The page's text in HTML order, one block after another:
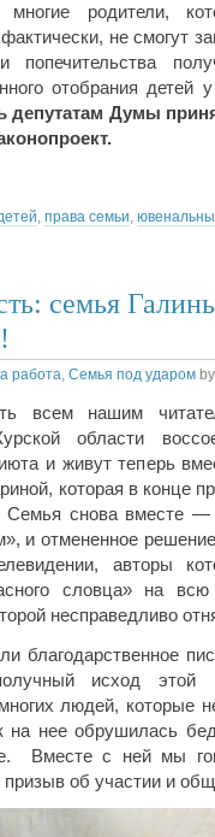
родители,
не смогут
отобрания детей
депутатам Думы
права семьи
семья
работа Семья под ударом
всем нашим
области
и живут теперь
которая в конце
снова вместе —
и отмененное
авторы
словца» на всю
несправедливо
благодарственное
исход этой
людей, которые
на нее обрушилась
Вместе с ней мы
об участии и